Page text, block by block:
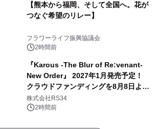
【熊本から福岡、そして全国へ。花が
つなぐ希望のリレー】
フラワーライフ振興協議会
2時間前
『Karous -The Blur of Re:venant-
New Order』 2027年1月発売予定！
クラウドファンディングを8月8日より
開始
株式会社RS34
2時間前